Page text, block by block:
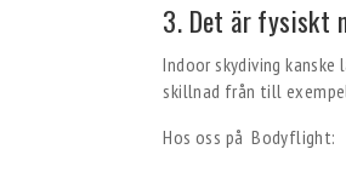
3. Det är fysiskt
Indoor skydiving
skillnad från till
Hos oss på Bodyflight: